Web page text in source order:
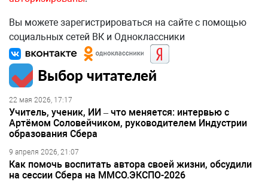
Вы можете зарегистрироваться на сайте с помощью
социальных сетей ВК и Одноклассники
Выбор читателей
22 мая 2026, 17:17
Учитель, ученик, ИИ – что меняется: интервью с
Артёмом Соловейчиком, руководителем Индустрии
образования Сбера
9 апреля 2026, 21:07
Как помочь воспитать автора своей жизни, обсудили
на сессии Сбера на ММСО.ЭКСПО-2026